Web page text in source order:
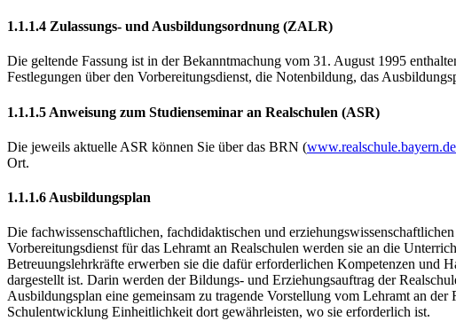
1.1.1.4 Zulassungs- und Ausbildungsordnung (ZALR)
Die geltende Fassung ist in der Bekanntmachung vom 31. August 1995
Festlegungen über den Vorberei­tungs­dienst, die Notenbildung, das
1.1.1.5 Anweisung zum Studienseminar an Realschulen (ASR)
Die jeweils aktuelle ASR können Sie über das BRN (www.realschule.bayern.de
Ort.
1.1.1.6 Ausbildungsplan
Die fachwissenschaftlichen, fachdidaktischen und
Vorbereitungsdienst für das Lehramt an Realschulen werden sie an die
Betreuungslehrkräfte erwerben sie die dafür er­forderlichen Kompetenzen und
dargestellt ist. Darin werden der Bildungs- und Erziehungsauftrag der
Ausbildungsplan eine gemeinsam zu tragende Vor­stellung vom Lehramt an
Schulentwicklung Einheit­lichkeit dort gewährleisten, wo sie erforderlich ist.